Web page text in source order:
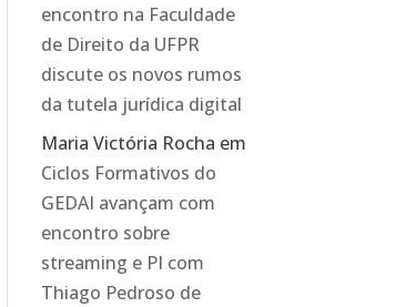
encontro na Faculdade
de Direito da UFPR
discute os novos rumos
da tutela jurídica digital
Maria Victória Rocha em
Ciclos Formativos do
GEDAI avançam com
encontro sobre
streaming e PI com
Thiago Pedroso de